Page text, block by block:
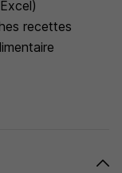
recettes